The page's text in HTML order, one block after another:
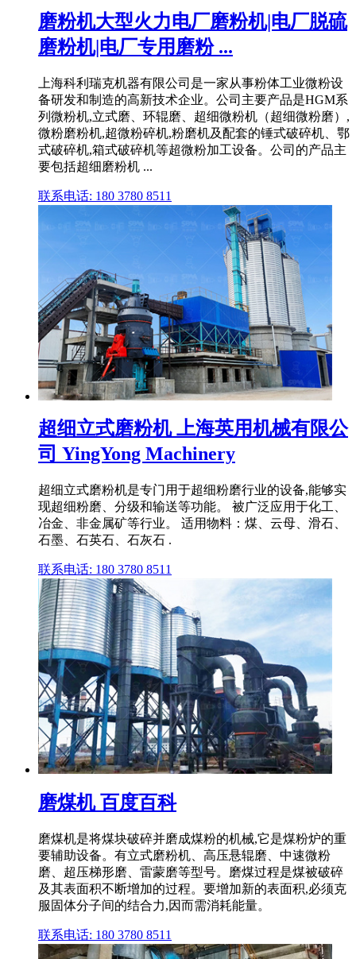
磨粉机大型火力电厂磨粉机|电厂脱硫
磨粉机|电厂专用磨粉 ...
上海科利瑞克机器有限公司是一家从事粉体工业微粉设
备研发和制造的高新技术企业。公司主要产品是HGM系
列微粉机,立式磨、环辊磨、超细微粉机（超细微粉磨）,
微粉磨粉机,超微粉碎机,粉磨机及配套的锤式破碎机、鄂
式破碎机,箱式破碎机等超微粉加工设备。公司的产品主
要包括超细磨粉机 ...
联系电话: 180 3780 8511
超细立式磨粉机 上海英用机械有限公
司 YingYong Machinery
超细立式磨粉机是专门用于超细粉磨行业的设备,能够实
现超细粉磨、分级和输送等功能。 被广泛应用于化工、
冶金、非金属矿等行业。 适用物料：煤、云母、滑石、
石墨、石英石、石灰石 .
联系电话: 180 3780 8511
磨煤机 百度百科
磨煤机是将煤块破碎并磨成煤粉的机械,它是煤粉炉的重
要辅助设备。有立式磨粉机、高压悬辊磨、中速微粉
磨、超压梯形磨、雷蒙磨等型号。磨煤过程是煤被破碎
及其表面积不断增加的过程。要增加新的表面积,必须克
服固体分子间的结合力,因而需消耗能量。
联系电话: 180 3780 8511